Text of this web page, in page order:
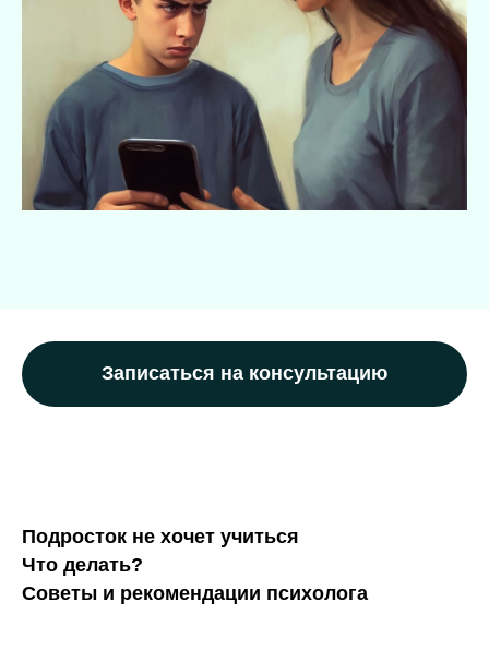
Записаться на консультацию
Подросток не хочет учиться
Что делать?
Советы и рекомендации психолога